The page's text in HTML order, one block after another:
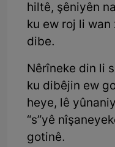
hiltê, şêniyên
ku ew roj li
dibe.
Nêrîneke din li
ku dibêjin ew
heye, lê
“s”yê
gotinê.